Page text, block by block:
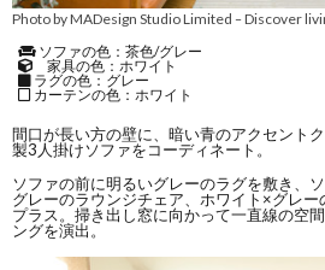
Photo by MADesign Studio Limited –Discover
ソファの色：茶色/グレー
家具の色：ホワイト
ラグの色：グレー
カーテンの色：ホワイト
間口が長い方の壁に、暗い青のアクセント
製3人掛けソファをコーディネート。
ソファの前に明るいグレーのラグを敷き、
グレーのラウンジチェア、ホワイト×グレ
プラス。掃き出し窓に向かって一直線の空
ングを演出。